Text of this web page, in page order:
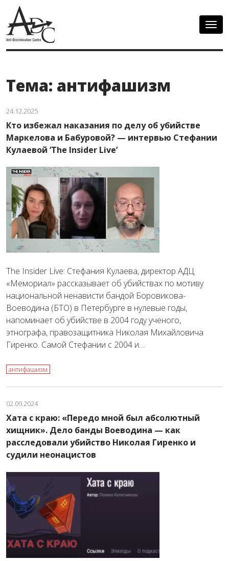
Тема: антифашизм
24.12.2025
Кто избежал наказания по делу об убийстве
Маркелова и Бабуровой? — интервью Стефании
Кулаевой ‘The Insider Live’
The Insider Live: Стефания Кулаева, директор АДЦ
«Мемориал» рассказывает об убийствах по мотиву
национальной ненависти бандой Боровикова-
Воеводина (БТО) в Петербурге в нулевые годы,
напоминает об убийстве в 2004 году ученого,
этнографа, правозащитника Николая Михайловича
Гиренко. Самой Стефании с 2004 и…
антифашизм
02.09.2024
Хата с краю: «Передо мной был абсолютный
хищник». Дело банды Воеводина — как
расследовали убийство Николая Гиренко и
судили неонацистов